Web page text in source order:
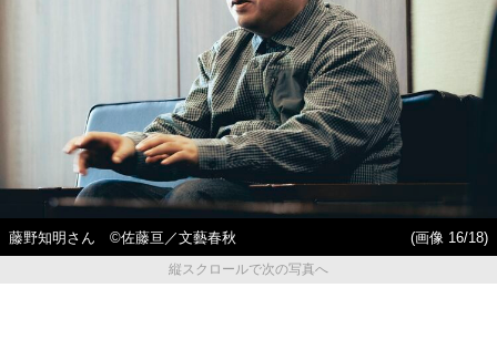
藤野知明さん ©佐藤亘／文藝春秋
(画像 16/18)
縦スクロールで次の写真へ